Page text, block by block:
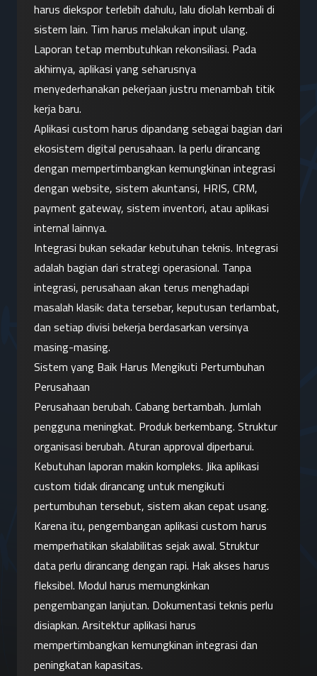
harus diekspor terlebih dahulu, lalu diolah kembali di
sistem lain. Tim harus melakukan input ulang.
Laporan tetap membutuhkan rekonsiliasi. Pada
akhirnya, aplikasi yang seharusnya
menyederhanakan pekerjaan justru menambah titik
kerja baru.
Aplikasi custom harus dipandang sebagai bagian dari
ekosistem digital perusahaan. Ia perlu dirancang
dengan mempertimbangkan kemungkinan integrasi
dengan website, sistem akuntansi, HRIS, CRM,
payment gateway, sistem inventori, atau aplikasi
internal lainnya.
Integrasi bukan sekadar kebutuhan teknis. Integrasi
adalah bagian dari strategi operasional. Tanpa
integrasi, perusahaan akan terus menghadapi
masalah klasik: data tersebar, keputusan terlambat,
dan setiap divisi bekerja berdasarkan versinya
masing-masing.
Sistem yang Baik Harus Mengikuti Pertumbuhan
Perusahaan
Perusahaan berubah. Cabang bertambah. Jumlah
pengguna meningkat. Produk berkembang. Struktur
organisasi berubah. Aturan approval diperbarui.
Kebutuhan laporan makin kompleks. Jika aplikasi
custom tidak dirancang untuk mengikuti
pertumbuhan tersebut, sistem akan cepat usang.
Karena itu, pengembangan aplikasi custom harus
memperhatikan skalabilitas sejak awal. Struktur
data perlu dirancang dengan rapi. Hak akses harus
fleksibel. Modul harus memungkinkan
pengembangan lanjutan. Dokumentasi teknis perlu
disiapkan. Arsitektur aplikasi harus
mempertimbangkan kemungkinan integrasi dan
peningkatan kapasitas.